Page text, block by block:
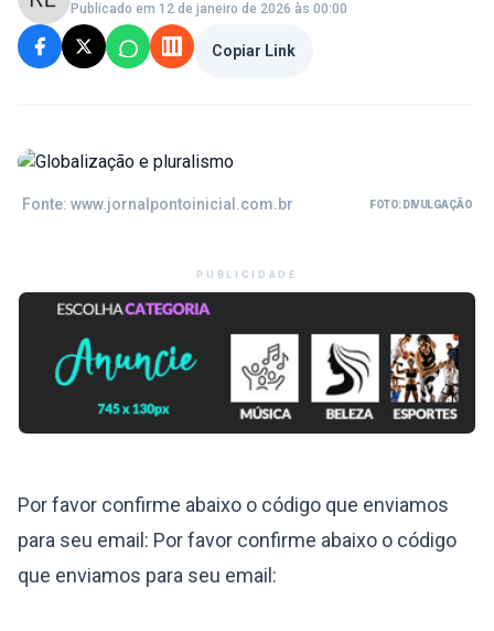
Publicado em 12 de janeiro de 2026 às 00:00
Copiar Link
Fonte: www.jornalpontoinicial.com.br FOTO: DIVULGAÇÃO
PUBLICIDADE
Por favor confirme abaixo o código que enviamos
para seu email: Por favor confirme abaixo o código
que enviamos para seu email: